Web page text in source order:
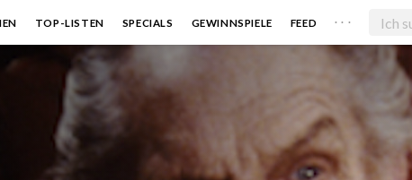
TOP-LISTEN SPECIALS GEWINNSPIELE FEED . . .